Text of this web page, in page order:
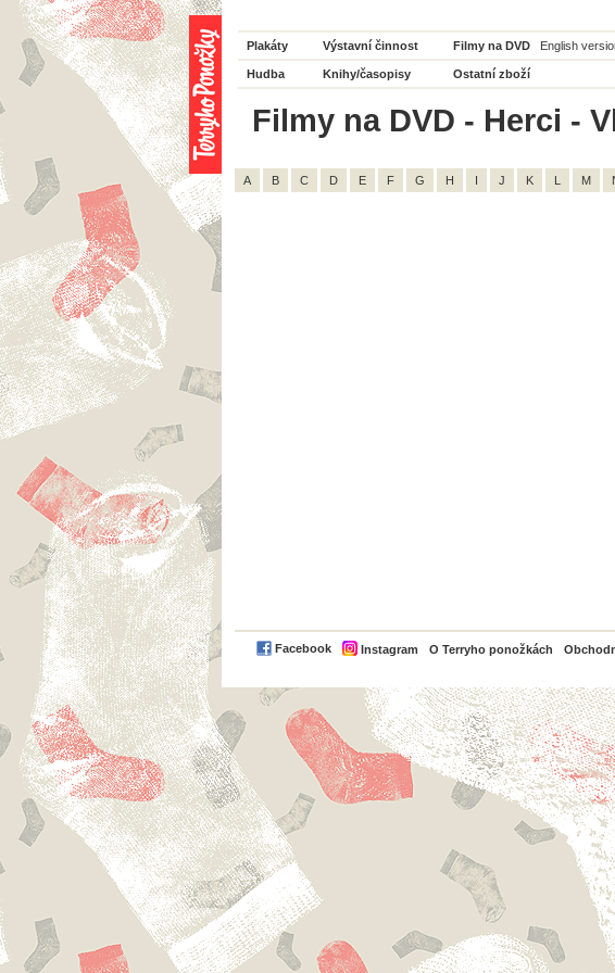
Plakáty Výstavní činnost Filmy na DVD English
Hudba Knihy/časopisy Ostatní zboží
Filmy na DVD - Herci -
A B C D E F G H I J K L M
Facebook Instagram O Terryho ponožkách PayPal